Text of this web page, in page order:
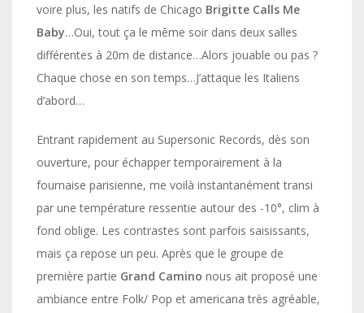
voire plus, les natifs de Chicago Brigitte Calls Me
Baby…Oui, tout ça le même soir dans deux salles
différentes à 20m de distance…Alors jouable ou pas ?
Chaque chose en son temps…J’attaque les Italiens
d’abord…
Entrant rapidement au Supersonic Records, dès son
ouverture, pour échapper temporairement à la
fournaise parisienne, me voilà instantanément transi
par une température ressentie autour des -10°, clim à
fond oblige. Les contrastes sont parfois saisissants,
mais ça repose un peu. Après que le groupe de
première partie Grand Camino nous ait proposé une
ambiance entre Folk/ Pop et americana très agréable,